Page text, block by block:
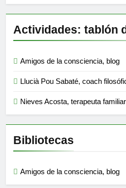
Actividades: tablón
Amigos de la consciencia, blog
Llucià Pou Sabaté, coach
Nieves Acosta, terapeuta familiar
Bibliotecas
Amigos de la consciencia, blog